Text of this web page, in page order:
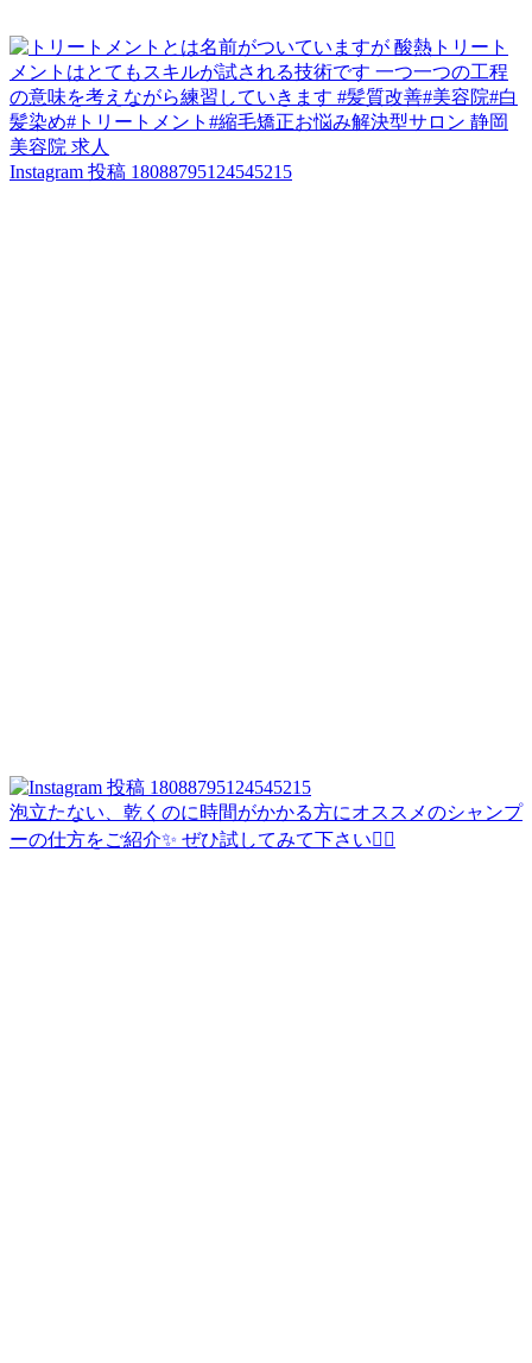
Instagram 投稿 18088795124545215
泡立たない、乾くのに時間がかかる方にオススメのシャンプ
ーの仕方をご紹介✨ ぜひ試してみて下さい🙇‍♀